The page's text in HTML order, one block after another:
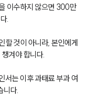
이수하지 않으면 300만
.
할 것이 아니라, 본인에게
겨야 합니다.
서는 이후 과태료 부과 여
니다.